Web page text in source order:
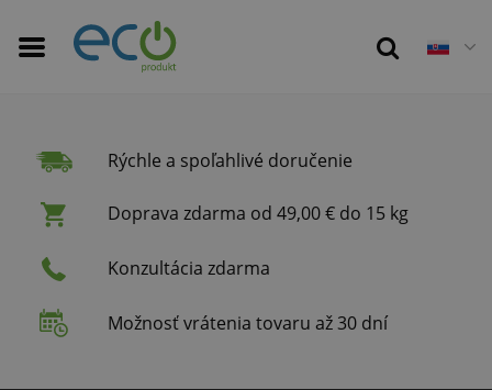
Rýchle a spoľahlivé doručenie
Doprava zdarma od 49,00 € do 15 kg
Konzultácia zdarma
Možnosť vrátenia tovaru až 30 dní